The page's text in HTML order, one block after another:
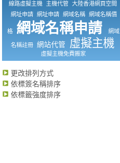
線路虛擬主機
主機代管 大陸香港網頁空間
網址申請 網址申請 網域名稱 網域名稱價
格 網域名稱申請 網域
名稱註冊 網站代管 虛擬主機
虛擬主機免費搬家
更改排列方式
依標簽名稱排序
依標籤強度排序